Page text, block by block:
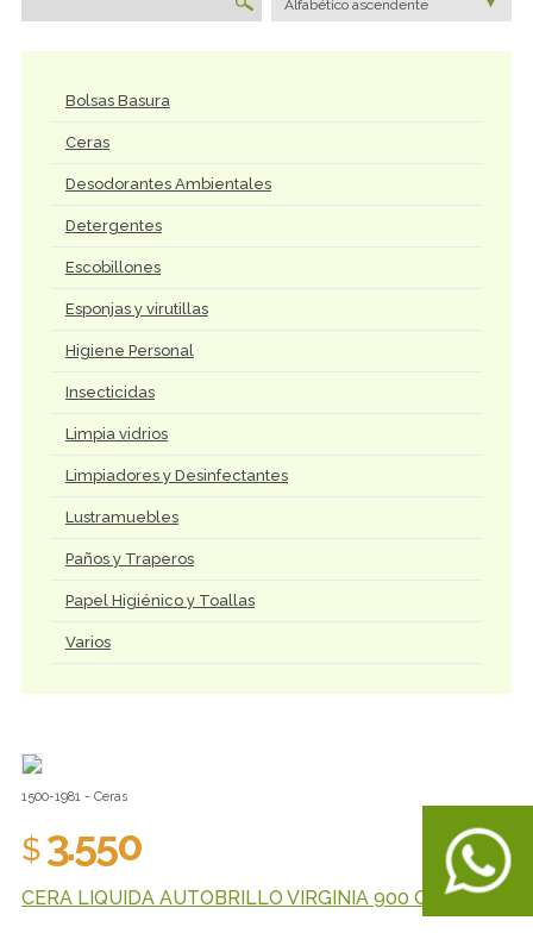
Alfabético ascendente
Bolsas Basura
Ceras
Desodorantes Ambientales
Detergentes
Escobillones
Esponjas y virutillas
Higiene Personal
Insecticidas
Limpia vidrios
Limpiadores y Desinfectantes
Lustramuebles
Paños y Traperos
Papel Higiénico y Toallas
Varios
1500-1981 - Ceras
$3.550
CERA LIQUIDA AUTOBRILLO VIRGINIA 900 CC